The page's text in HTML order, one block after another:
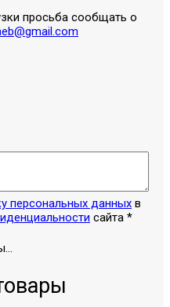
просьба сообщать о
персональных данных в
сайта *